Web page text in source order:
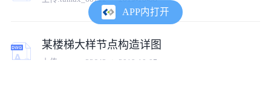
某楼梯大样节点构造详图
上传: tumux_33643 2019-10-07
APP内打开